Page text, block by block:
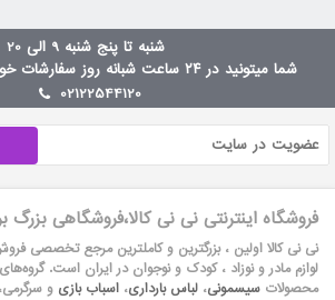
شنبه تا پنج شنبه 9 الی 20
شما میتونید در ۲۴ ساعت شبانه روز سفارشات خود را آنلاین ثبت کنید
02122544120
فروشگاه اینترنتی نی نی کالا،فروشگاهی بزرگ
نی نی کالا اولین ، بزرگترین و کاملترین مرجع تخصصی
لوازم مادر و نوزاد ، کودک و نوجوان در ایران است.
محصولات سیسمونی، لباس بارداری، اسباب بازی و